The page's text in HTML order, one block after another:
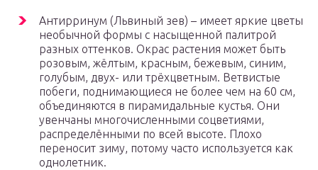
Антирринум (Львиный зев) – имеет яркие цветы
необычной формы с насыщенной палитрой
разных оттенков. Окрас растения может быть
розовым, жёлтым, красным, бежевым, синим,
голубым, двух- или трёхцветным. Ветвистые
побеги, поднимающиеся не более чем на 60 см,
объединяются в пирамидальные кустья. Они
увенчаны многочисленными соцветиями,
распределёнными по всей высоте. Плохо
переносит зиму, потому часто используется как
однолетник.